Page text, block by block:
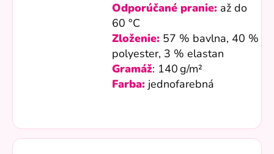
Odporúčané pranie: až do
60 °C
Zloženie: 57 % bavlna, 40 %
polyester, 3 % elastan
Gramáž: 140 g/m²
Farba: jednofarebná